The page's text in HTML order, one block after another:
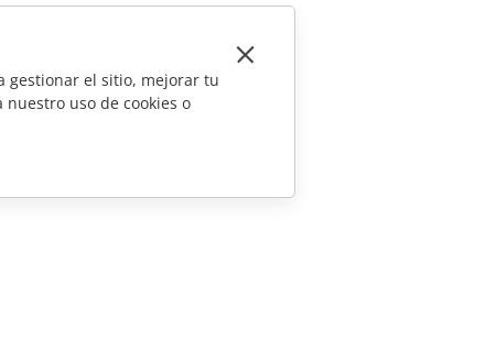
gestionar el sitio, mejorar tu
uso de cookies o